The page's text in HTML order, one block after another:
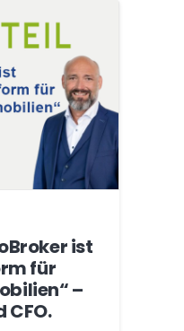
ist
für
–
CFO.